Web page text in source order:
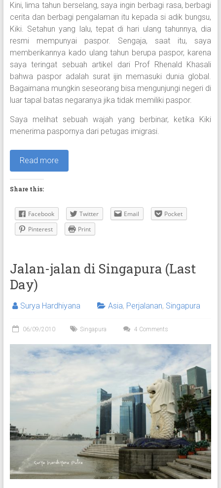
Kini, lima tahun berselang, saya ingin berbagi rasa, berbagi
cerita dan berbagi pengalaman itu kepada si adik bungsu,
Kiki. Setahun yang lalu, tepat di hari ulang tahunnya, dia
resmi mempunyai paspor. Sengaja, saat itu, saya
memberikannya kado ulang tahun berupa paspor, karena
saya teringat sebuah artikel dari Prof Rhenald Khasali
bahwa paspor adalah surat ijin memasuki dunia global.
Bagaimana mungkin seseorang bisa mengunjungi negeri di
luar tapal batas negaranya jika tidak memiliki paspor.
Saya melihat sebuah wajah yang berbinar, ketika Kiki
menerima paspornya dari petugas imigrasi.
Read more
Share this:
Facebook Twitter Email
Pocket
Pinterest
Print
Jalan-jalan di Singapura (Last
Day)
Surya Hardhiyana Asia, Perjalanan, Singapura
06/09/2010 Singapura 4 Comments